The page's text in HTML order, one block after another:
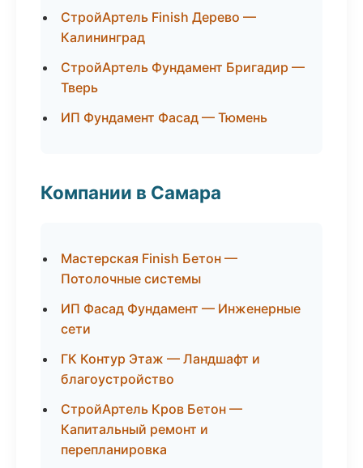
СтройАртель Finish Дерево —
Калининград
СтройАртель Фундамент Бригадир —
Тверь
ИП Фундамент Фасад — Тюмень
Компании в Самара
Мастерская Finish Бетон —
Потолочные системы
ИП Фасад Фундамент — Инженерные
сети
ГК Контур Этаж — Ландшафт и
благоустройство
СтройАртель Кров Бетон —
Капитальный ремонт и
перепланировка